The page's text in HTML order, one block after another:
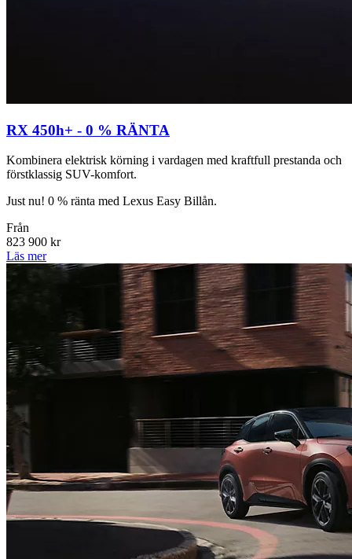
RX 450h+ - 0 % RÄNTA
Kombinera elektrisk körning i vardagen med kraftfull prestanda och
förstklassig SUV-komfort.
Just nu! 0 % ränta med Lexus Easy Billån.
Från
823 900 kr
Läs mer